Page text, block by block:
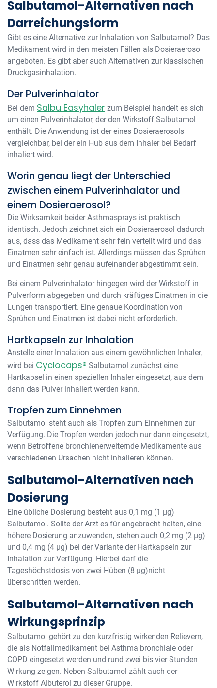
Salbutamol-Alternativen nach
Darreichungsform
Gibt es eine Alternative zur Inhalation von Salbutamol? Das
Medikament wird in den meisten Fällen als Dosieraerosol
angeboten. Es gibt aber auch Alternativen zur klassischen
Druckgasinhalation.
Der Pulverinhalator
Bei dem Salbu Easyhaler zum Beispiel handelt es sich
um einen Pulverinhalator, der den Wirkstoff Salbutamol
enthält. Die Anwendung ist der eines Dosieraerosols
vergleichbar, bei der ein Hub aus dem Inhaler bei Bedarf
inhaliert wird.
Worin genau liegt der Unterschied
zwischen einem Pulverinhalator und
einem Dosieraerosol?
Die Wirksamkeit beider Asthmasprays ist praktisch
identisch. Jedoch zeichnet sich ein Dosieraerosol dadurch
aus, dass das Medikament sehr fein verteilt wird und das
Einatmen sehr einfach ist. Allerdings müssen das Sprühen
und Einatmen sehr genau aufeinander abgestimmt sein.
Bei einem Pulverinhalator hingegen wird der Wirkstoff in
Pulverform abgegeben und durch kräftiges Einatmen in die
Lungen transportiert. Eine genaue Koordination von
Sprühen und Einatmen ist dabei nicht erforderlich.
Hartkapseln zur Inhalation
Anstelle einer Inhalation aus einem gewöhnlichen Inhaler,
wird bei Cyclocaps® Salbutamol zunächst eine
Hartkapsel in einen speziellen Inhaler eingesetzt, aus dem
dann das Pulver inhaliert werden kann.
Tropfen zum Einnehmen
Salbutamol steht auch als Tropfen zum Einnehmen zur
Verfügung. Die Tropfen werden jedoch nur dann eingesetzt,
wenn Betroffene bronchienerweiternde Medikamente aus
verschiedenen Ursachen nicht inhalieren können.
Salbutamol-Alternativen nach
Dosierung
Eine übliche Dosierung besteht aus 0,1 mg (1 µg)
Salbutamol. Sollte der Arzt es für angebracht halten, eine
höhere Dosierung anzuwenden, stehen auch 0,2 mg (2 µg)
und 0,4 mg (4 µg) bei der Variante der Hartkapseln zur
Inhalation zur Verfügung. Hierbei darf die
Tageshöchstdosis von zwei Hüben (8 µg)nicht
überschritten werden.
Salbutamol-Alternativen nach
Wirkungsprinzip
Salbutamol gehört zu den kurzfristig wirkenden Relievern,
die als Notfallmedikament bei Asthma bronchiale oder
COPD eingesetzt werden und rund zwei bis vier Stunden
Wirkung zeigen. Neben Salbutamol zählt auch der
Wirkstoff Albuterol zu dieser Gruppe.